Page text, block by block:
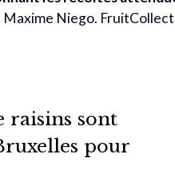
Maxime Niego. FruitCollect
raisins sont
pour